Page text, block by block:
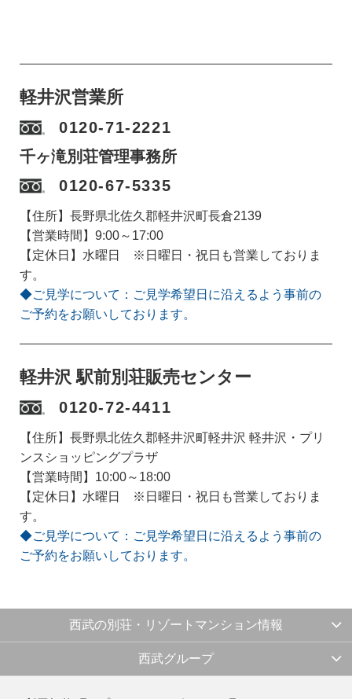
軽井沢営業所
0120-71-2221
千ヶ滝別荘管理事務所
0120-67-5335
【住所】長野県北佐久郡軽井沢町長倉2139
【営業時間】9:00～17:00
【定休日】水曜日 ※日曜日・祝日も営業しておりま
す。
◆ご見学について：ご見学希望日に沿えるよう事前の
ご予約をお願いしております。
軽井沢 駅前別荘販売センター
0120-72-4411
【住所】長野県北佐久郡軽井沢町軽井沢 軽井沢・プリ
ンスショッピングプラザ
【営業時間】10:00～18:00
【定休日】水曜日 ※日曜日・祝日も営業しておりま
す。
◆ご見学について：ご見学希望日に沿えるよう事前の
ご予約をお願いしております。
西武の別荘・リゾートマンション情報
西武グループ